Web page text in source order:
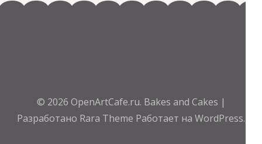
© 2026 OpenArtCafe.ru. Bakes and Cakes |
Разработано Rara Theme Работает на WordPress.